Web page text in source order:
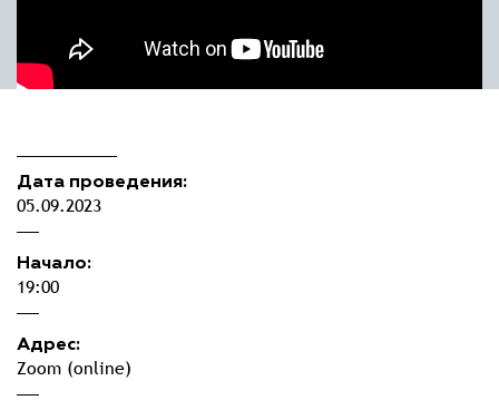
Дата проведения:
05.09.2023
Начало:
19:00
Адрес:
Zoom (online)